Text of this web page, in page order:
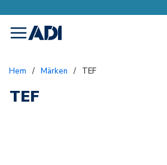
menu
Hem / Märken / TEF
TEF